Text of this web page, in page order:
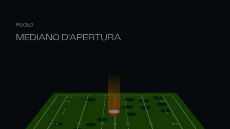
RUOLO
MEDIANO D'APERTURA